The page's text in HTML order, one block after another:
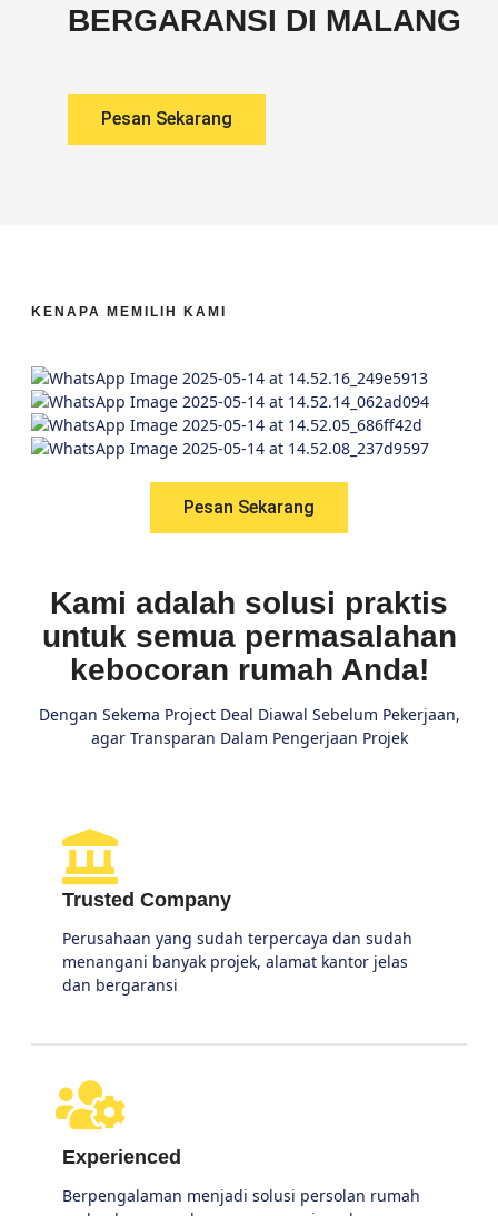
BERGARANSI DI MALANG
Pesan Sekarang
KENAPA MEMILIH KAMI
Pesan Sekarang
Kami adalah solusi praktis
untuk semua permasalahan
kebocoran rumah Anda!
Dengan Sekema Project Deal Diawal Sebelum Pekerjaan,
agar Transparan Dalam Pengerjaan Projek
Trusted Company
Perusahaan yang sudah terpercaya dan sudah
menangani banyak projek, alamat kantor jelas
dan bergaransi
Experienced
Berpengalaman menjadi solusi persolan rumah